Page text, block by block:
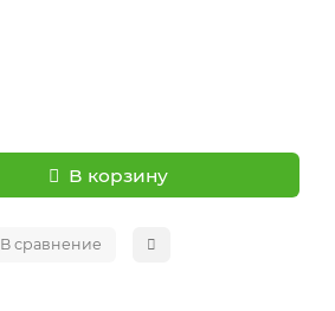
В корзину
В сравнение